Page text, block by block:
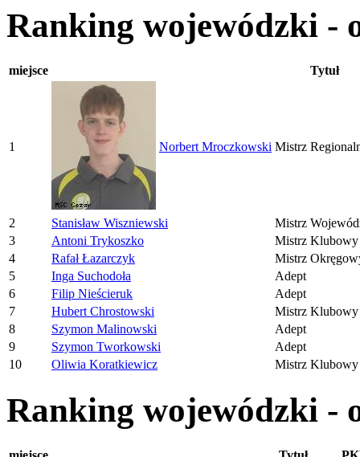
Ranking wojewódzki -
miejsce Tytuł
1 Norbert Mroczkowski Mistrz
2 Stanisław Wiszniewski
Mistrz
3
Antoni Trykoszko
Mistrz Klubowy
4
Rafał Łazarczyk
Mistrz
5
Inga Suchodoła
Adept
6
Filip Nieścieruk
Adept
7
Hubert Chrostowski
Mistrz Klubowy
8
Szymon Malinowski
Adept
9
Szymon Tworkowski
Adept
10
Oliwia Koratkiewicz Mistrz Klubowy
Ranking wojewódzki -